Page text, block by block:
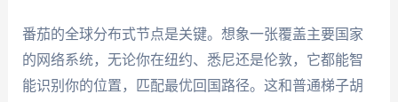
番茄的全球分布式节点是关键。想象一张覆盖主要国家
的网络系统，无论你在纽约、悉尼还是伦敦，它都能智
能识别你的位置，匹配最优回国路径。这和普通梯子胡